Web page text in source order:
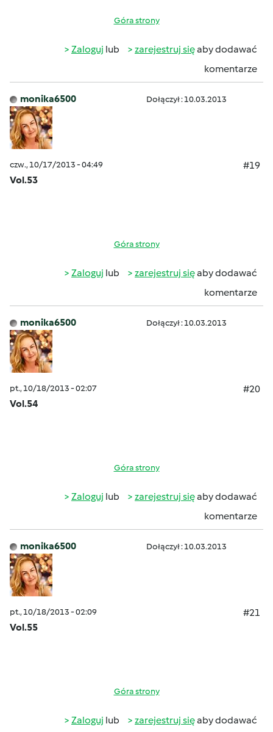
Góra strony
Zaloguj lub zarejestruj sięaby dodawać
komentarze
monika6500 Dołączył : 10.03.2013
czw., 10/17/2013 - 04:49
#19
Vol.53
Góra strony
Zaloguj lub zarejestruj sięaby dodawać
komentarze
monika6500 Dołączył : 10.03.2013
pt., 10/18/2013 - 02:07
#20
Vol.54
Góra strony
Zaloguj lub zarejestruj sięaby dodawać
komentarze
monika6500 Dołączył : 10.03.2013
pt., 10/18/2013 - 02:09
#21
Vol.55
Góra strony
Zaloguj lub zarejestruj sięaby dodawać